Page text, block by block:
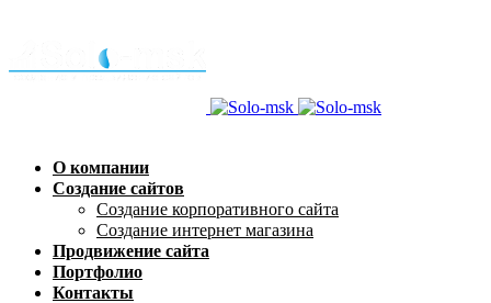
О компании
Создание сайтов
Создание корпоративного сайта
Создание интернет магазина
Продвижение сайта
Портфолио
Контакты